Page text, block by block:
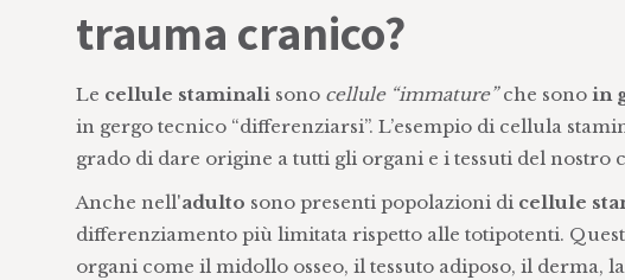
trauma cranico?
Le cellule staminalisono cellule “immature”che sono in
in gergo tecnico “differenziarsi”. L’esempio di cellula
grado di dare origine a tutti gli organi e i tessuti del nostro
Anche nell'adulto sono presenti popolazioni di cellule
differenziamento più limitata rispetto alle totipotenti.
organi come il midollo osseo, il tessuto adiposo, il derma,